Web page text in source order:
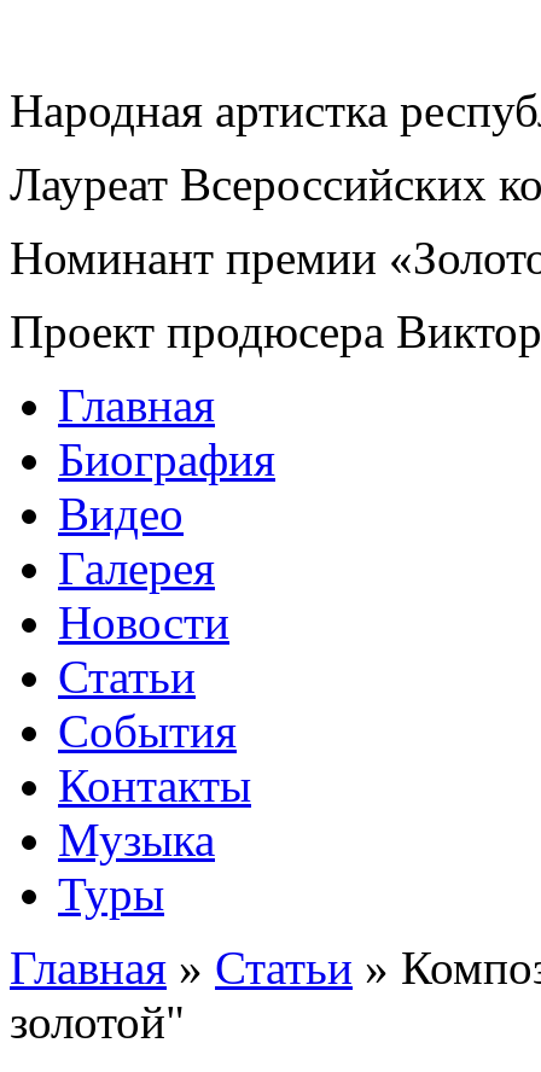
Народная артистка
Лауреат Всероссийских
Номинант премии
Проект продюсера
Главная
Биография
Видео
Галерея
Новости
Статьи
События
Контакты
Музыка
Туры
Главная » Статьи »
золотой"